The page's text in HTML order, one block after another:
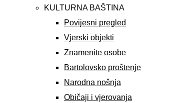
KULTURNA BAŠTINA
Povijesni pregled
Vjerski objekti
Znamenite osobe
Bartolovsko proštenje
Narodna nošnja
Običaji i vjerovanja